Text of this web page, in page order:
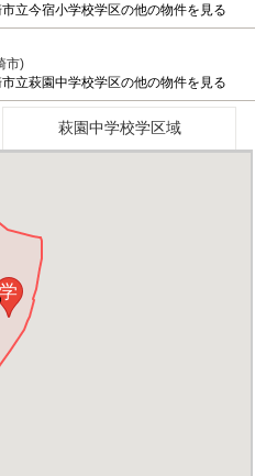
立今宿小学校学区の他の物件を見る
市)
立萩園中学校学区の他の物件を見る
萩園中学校学区域
学